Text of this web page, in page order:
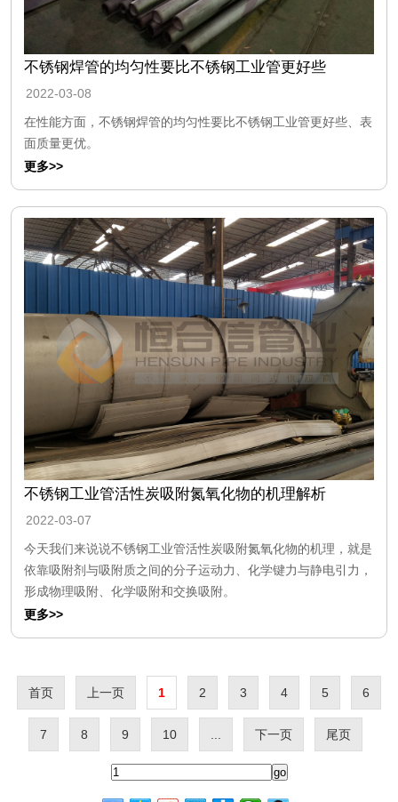
不锈钢焊管的均匀性要比不锈钢工业管更好些
2022-03-08
在性能方面，不锈钢焊管的均匀性要比不锈钢工业管更好些、表
面质量更优。
更多>>
不锈钢工业管活性炭吸附氮氧化物的机理解析
2022-03-07
今天我们来说说不锈钢工业管活性炭吸附氮氧化物的机理，就是
依靠吸附剂与吸附质之间的分子运动力、化学键力与静电引力，
形成物理吸附、化学吸附和交换吸附。
更多>>
首页 上一页 1 2 3 4 5 6
7 8 9 10 ... 下一页 尾页